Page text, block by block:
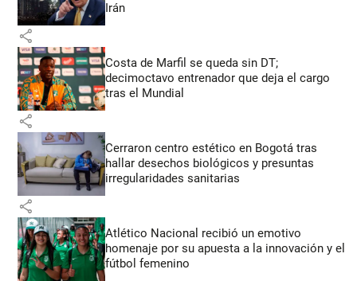
Irán
share
Costa de Marfil se queda sin DT;
decimoctavo entrenador que deja el cargo
tras el Mundial
share
Cerraron centro estético en Bogotá tras
hallar desechos biológicos y presuntas
irregularidades sanitarias
share
Atlético Nacional recibió un emotivo
homenaje por su apuesta a la innovación y el
fútbol femenino